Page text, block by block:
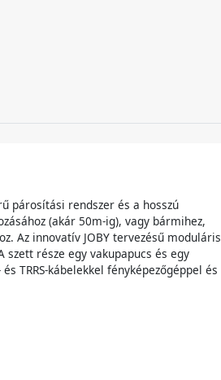
párosítási rendszer és a hosszú
(akár 50m-ig), vagy bármihez,
Az innovatív JOBY tervezésű moduláris
része egy vakupapucs és egy
TRRS-kábelekkel fényképezőgéppel és